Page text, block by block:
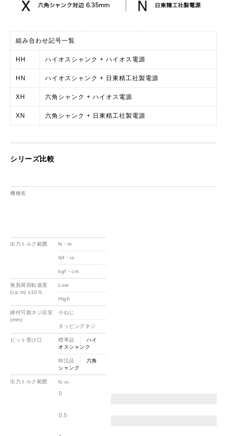
組み合わせ記号一覧
HH ハイオスシャンク + ハイオス電源
HN ハイオスシャンク + 日東精工社製電源
XH 六角シャンク + ハイオス電源
XN 六角シャンク + 日東精工社製電源
シリーズ比較
機種名
出力トルク範囲 N・m
lbf・in
kgf・cm
無負荷回転速度
(r.p.m) ±10％
Low
High
締付可能ネジ目安
(mm)
小ねじ
タッピングネジ
ビット受け口 標準品
ハイ
オスシャンク
特注品
六角
シャンク
出力トルク範囲
0
0.5
N･m